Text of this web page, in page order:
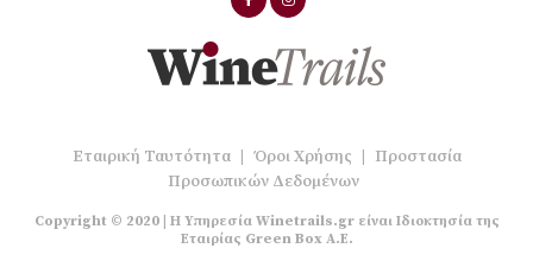
Εταιρική Ταυτότητα | Όροι Χρήσης | Προστασία
Προσωπικών Δεδομένων
Copyright © 2020 | Η Υπηρεσία Winetrails.gr είναι Ιδιοκτησία της
Εταιρίας Green Box A.E.